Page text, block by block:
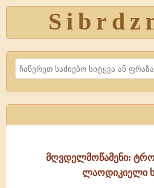
Search
მღვდელმოწამენი:
ლაოდიკიელი